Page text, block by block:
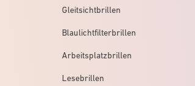
Gleitsichtbrillen
Blaulichtfilterbrillen
Arbeitsplatzbrillen
Lesebrillen